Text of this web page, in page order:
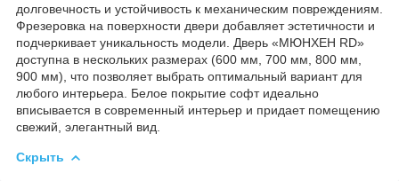
долговечность и устойчивость к механическим повреждениям.
Фрезеровка на поверхности двери добавляет эстетичности и
подчеркивает уникальность модели. Дверь «МЮНХЕН RD»
доступна в нескольких размерах (600 мм, 700 мм, 800 мм,
900 мм), что позволяет выбрать оптимальный вариант для
любого интерьера. Белое покрытие софт идеально
вписывается в современный интерьер и придает помещению
свежий, элегантный вид.
Скрыть